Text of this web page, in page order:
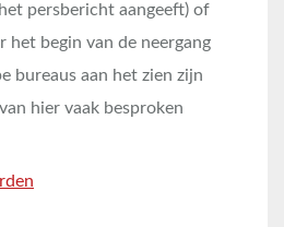
persbericht aangeeft) of
het begin van de neergang
bureaus aan het zien zijn
hier vaak besproken